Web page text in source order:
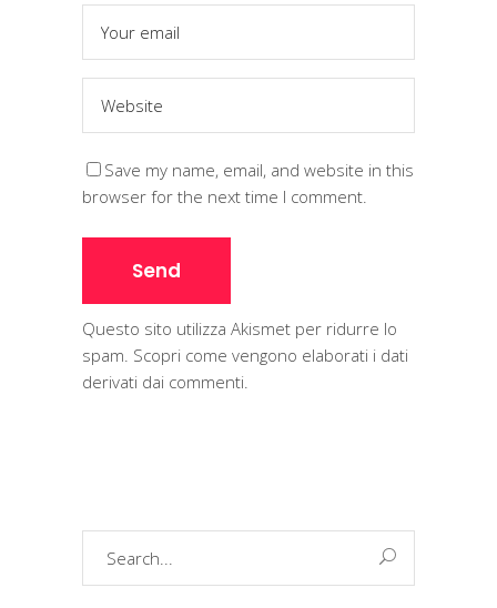
Save my name, email, and website in this
browser for the next time I comment.
Questo sito utilizza Akismet per ridurre lo
spam. Scopri come vengono elaborati i dati
derivati dai commenti.